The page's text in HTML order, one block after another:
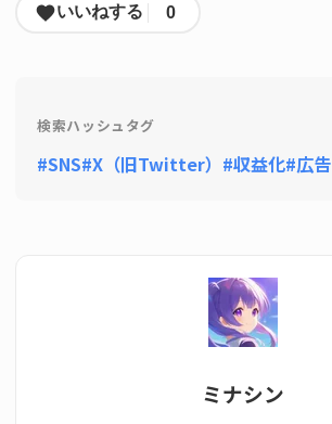
いいねする 0
検索ハッシュタグ
#SNS#X（旧Twitter） #収益化#広告
ミナシン